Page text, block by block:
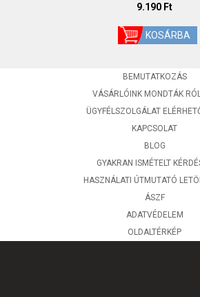
9.190 Ft
BEMUTATKOZÁS
VÁSÁRLÓINK MONDTÁK
ÜGYFÉLSZOLGÁLAT
KAPCSOLAT
BLOG
GYAKRAN ISMÉTELT
HASZNÁLATI ÚTMUTATÓ
ÁSZF
ADATVÉDELEM
OLDALTÉRKÉP